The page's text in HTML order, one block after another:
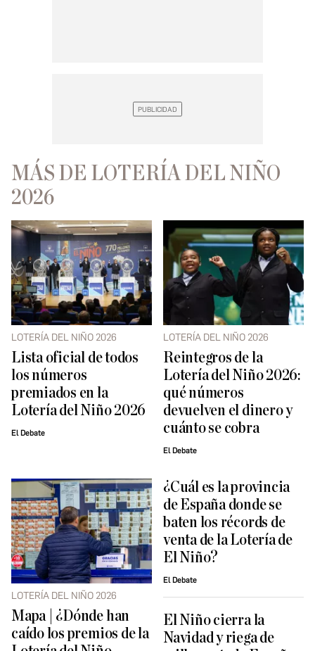
MÁS DE LOTERÍA DEL NIÑO
2026
LOTERÍA DEL NIÑO 2026
Lista oficial de todos
los números
premiados en la
Lotería del Niño 2026
El Debate
LOTERÍA DEL NIÑO 2026
Reintegros de la
Lotería del Niño 2026:
qué números
devuelven el dinero y
cuánto se cobra
El Debate
LOTERÍA DEL NIÑO 2026
Mapa | ¿Dónde han
caído los premios de la
¿Cuál es la provincia
de España donde se
baten los récords de
venta de la Lotería de
El Niño?
El Debate
El Niño cierra la
Navidad y riega de